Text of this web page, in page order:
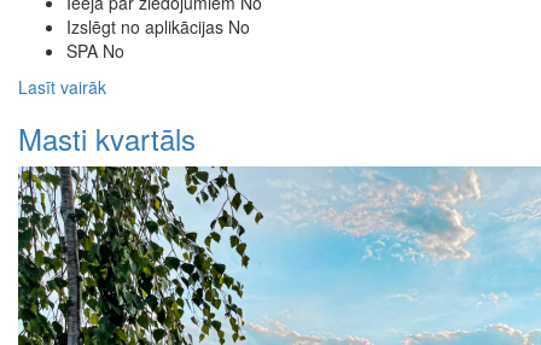
Izslēgt no aplikācijas No
SPA No
Lasīt vairāk
Masti kvartāls